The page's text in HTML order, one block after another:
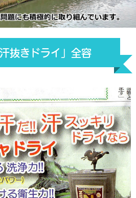
抜きドライ」全容